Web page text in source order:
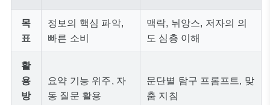
목
표
정보의 핵심 파악,
빠른 소비
맥락, 뉘앙스, 저자의 의
도 심층 이해
활
용
방
요약 기능 위주, 자
동 질문 활용
문단별 탐구 프롬프트, 맞
춤 지침